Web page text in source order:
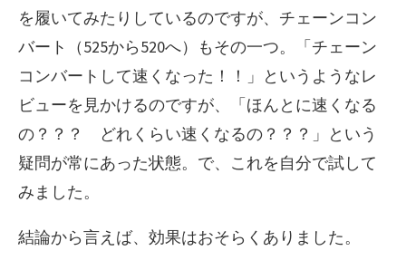
を履いてみたりしているのですが、チェーンコン
バート（525から520へ）もその一つ。「チェーン
コンバートして速くなった！！」というようなレ
ビューを見かけるのですが、「ほんとに速くなる
の？？？ どれくらい速くなるの？？？」という
疑問が常にあった状態。で、これを自分で試して
みました。
結論から言えば、効果はおそらくありました。